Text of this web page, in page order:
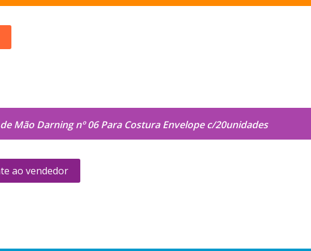
Mão Darning nº 06 Para Costura Envelope c/20unidades
ao vendedor